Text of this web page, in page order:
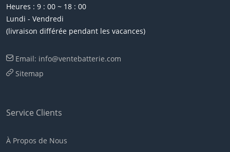
Heures : 9 : 00 ~ 18 : 00
Lundi - Vendredi
(livraison différée pendant les vacances)
Email: info@ventebatterie.com
Sitemap
Service Clients
À Propos de Nous